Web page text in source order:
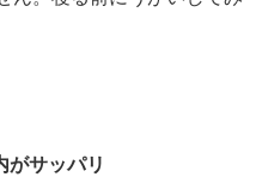
がサッパリ